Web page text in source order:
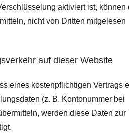
aktiviert ist, können
nicht von Dritten mitgelesen
auf dieser Website
eines kostenpflichtigen Vertrags
(z. B. Kontonummer bei
werden diese Daten zur